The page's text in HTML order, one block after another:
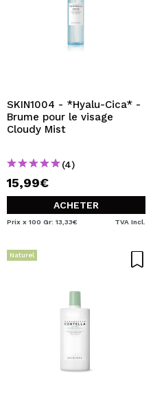
SKIN1004 - *Hyalu-Cica* -
Brume pour le visage
Cloudy Mist
(4)
15,99€
ACHETER
Prix x 100 Gr: 13,33€ TVA Incl.
Naturel